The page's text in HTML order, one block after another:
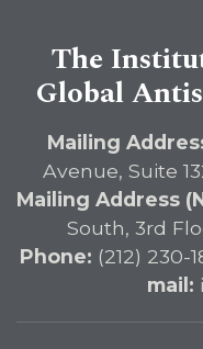
The
Global
Mailing
Avenue, Suite
Mailing Address
South, 3rd
Phone: (212) 230-
mail: